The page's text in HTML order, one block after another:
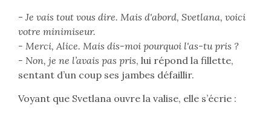
- Je vais tout vous dire. Mais d'abord, Svetlana, voici
votre minimiseur.
- Merci, Alice. Mais dis-moi pourquoi l'as-tu pris ?
- Non, je ne l’avais pas pris, lui répond la fillette,
sentant d’un coup ses jambes défaillir.
Voyant que Svetlana ouvre la valise, elle s’écrie :